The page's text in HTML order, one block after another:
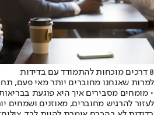
8 דרכים מוכחות להתמודד עם בדידות
למרות שאנחנו מחוברים יותר מאי פעם,
• מומחים מסבירים איך היא פוגעת
לעזור להרגיש מחוברים, מאוזנים ושמחים